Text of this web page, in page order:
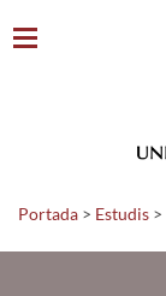
Portada > Estudis >